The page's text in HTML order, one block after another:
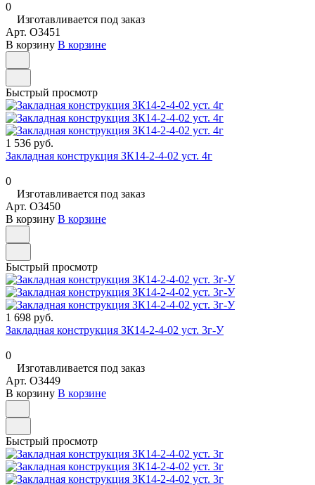
0
Изготавливается под заказ
Арт. O3451
В корзину В корзине
Быстрый просмотр
1 536 руб.
Закладная конструкция ЗК14-2-4-02 уст. 4г
0
Изготавливается под заказ
Арт. O3450
В корзину В корзине
Быстрый просмотр
1 698 руб.
Закладная конструкция ЗК14-2-4-02 уст. 3г-У
0
Изготавливается под заказ
Арт. O3449
В корзину В корзине
Быстрый просмотр